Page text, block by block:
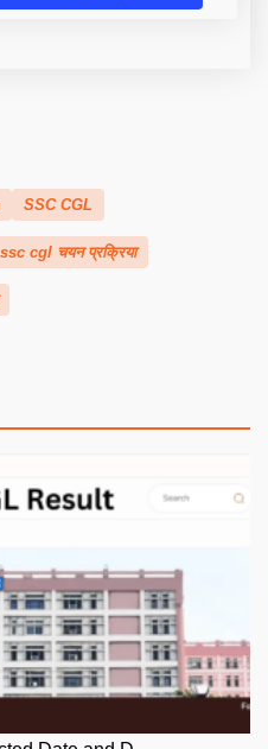
SSC CGL
ssc cgl चयन प्रक्रिया